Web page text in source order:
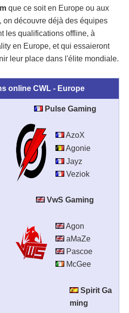
que ce soit en Europe ou aux
on découvre déjà des équipes
les qualifications offline, à
en Europe, et qui essaieront
leur place dans l'élite mondiale.
online CWL - Europe
Pulse Gaming
AzoX
Agonie
Jayz
Veziok
VwS Gaming
Agon
aMaZe
Pascoe
McGee
Spirit Ga
ming